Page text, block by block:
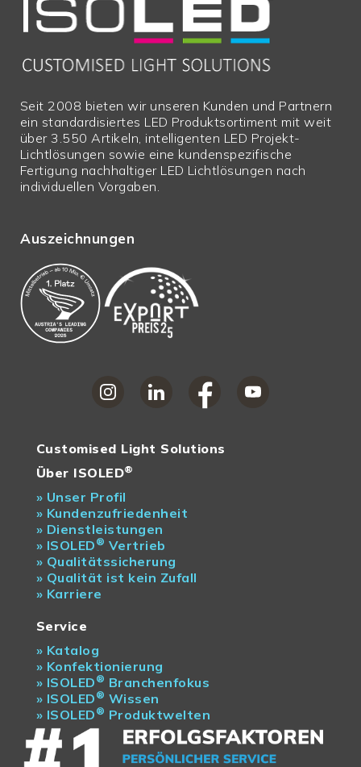
Gewicht in Gramm
100
Länge in mm
98,0
Breite in mm
53,0
Garantie in Jahren
2
Nettopreis
N
Sperrgut
N
Breite in mm
Seit 2008 bieten wir unseren Kunden und Partnern
ein standardisiertes LED Produktsortiment mit weit
über 3.550 Artikeln, intelligenten LED Projekt-
Lichtlösungen sowie eine kundenspezifische
Fertigung nachhaltiger LED Lichtlösungen nach
individuellen Vorgaben.
Auszeichnungen
Customised Light Solutions
Über ISOLED®
» Unser Profil
» Kundenzufriedenheit
» Dienstleistungen
» ISOLED ® Vertrieb
» Qualitätssicherung
» Qualität ist kein Zufall
» Karriere
Service
» Katalog
» Konfektionierung
» ISOLED ® Branchenfokus
» ISOLED ® Wissen
» ISOLED ® Produktwelten